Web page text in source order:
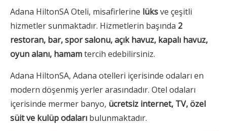
Adana HiltonSA Oteli, misafirlerine lüksve çeşitli
hizmetler sunmaktadır. Hizmetlerin başında 2
restoran, bar, spor salonu, açık havuz, kapalı havuz,
oyun alanı, hamamtercih edebilirsiniz.
Adana HiltonSA, Adana otelleri içerisinde odaları en
modern döşenmiş yerler arasındadır. Otel odaları
içerisinde mermer banyo, ücretsiz internet, TV, özel
süit ve kulüp odaları bulunmaktadır.